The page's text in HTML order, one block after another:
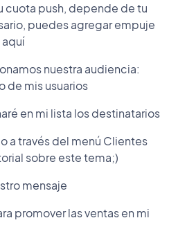
cuota push, depende de tu
puedes agregar empuje
nuestra audiencia:
de mis usuarios
en mi lista los destinatarios
a través del menú Clientes
sobre este tema;)
mensaje
promover las ventas en mi